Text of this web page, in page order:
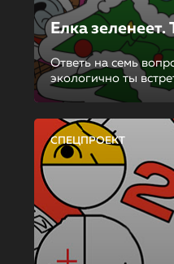
Елка зеленеет.
Ответь на семь
экологично ты
СПЕЦПРОЕКТ